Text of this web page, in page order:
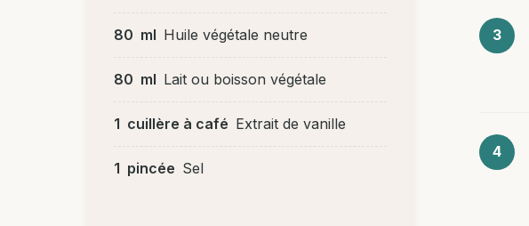
80 ml Huile végétale neutre
80 ml Lait ou boisson végétale
1 cuillère à café Extrait de vanille
1 pincée Sel